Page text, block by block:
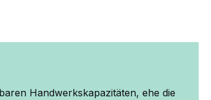
Handwerkskapazitäten, ehe die